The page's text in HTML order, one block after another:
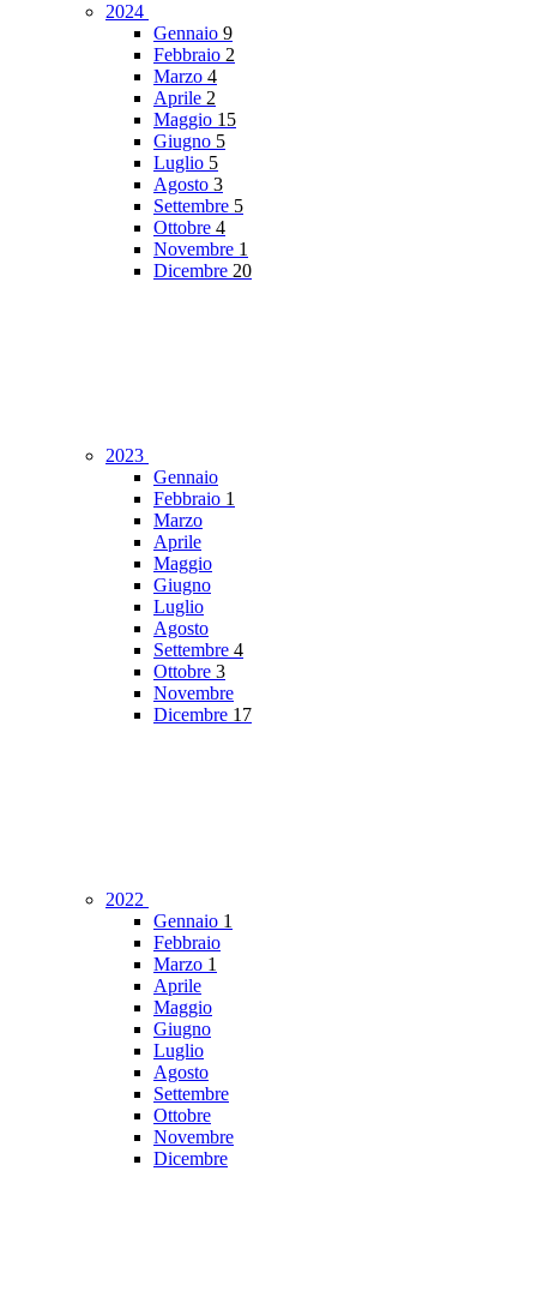
2024
Gennaio 9
Febbraio 2
Marzo 4
Aprile 2
Maggio 15
Giugno 5
Luglio 5
Agosto 3
Settembre 5
Ottobre 4
Novembre 1
Dicembre 20
2023
Gennaio
Febbraio 1
Marzo
Aprile
Maggio
Giugno
Luglio
Agosto
Settembre 4
Ottobre 3
Novembre
Dicembre 17
2022
Gennaio 1
Febbraio
Marzo 1
Aprile
Maggio
Giugno
Luglio
Agosto
Settembre
Ottobre
Novembre
Dicembre